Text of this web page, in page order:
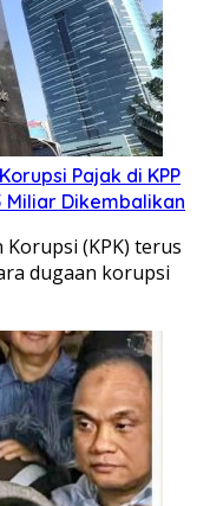
Pajak di KPP
Miliar Dikembalikan
Korupsi (KPK) terus
dugaan korupsi